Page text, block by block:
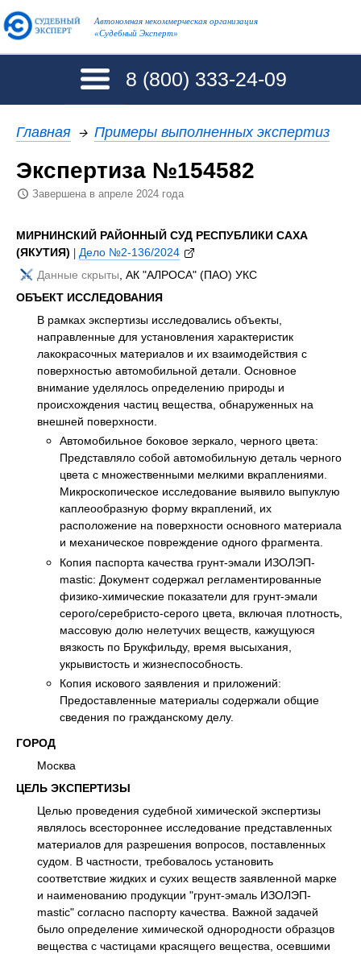
Автономная некоммерческая организация
«Судебный Эксперт»
8 (800) 333-24-09
Главная → Примеры выполненных экспертиз
Экспертиза №154582
Завершена в апреле 2024 года
МИРНИНСКИЙ РАЙОННЫЙ СУД РЕСПУБЛИКИ САХА
(ЯКУТИЯ) | Дело №2-136/2024
Данные скрыты , АК "АЛРОСА" (ПАО) УКС
ОБЪЕКТ ИССЛЕДОВАНИЯ
В рамках экспертизы исследовались объекты,
направленные для установления характеристик
лакокрасочных материалов и их взаимодействия с
поверхностью автомобильной детали. Основное
внимание уделялось определению природы и
происхождения частиц вещества, обнаруженных на
внешней поверхности.
Автомобильное боковое зеркало, черного цвета:
Представляло собой автомобильную деталь черного
цвета с множественными мелкими вкраплениями.
Микроскопическое исследование выявило выпуклую
каплеообразную форму вкраплений, их
расположение на поверхности основного материала
и механическое повреждение одного фрагмента.
Копия паспорта качества грунт-эмали ИЗОЛЭП-
mastic: Документ содержал регламентированные
физико-химические показатели для грунт-эмали
серого/серебристо-серого цвета, включая плотность,
массовую долю нелетучих веществ, кажущуюся
вязкость по Брукфильду, время высыхания,
укрывистость и жизнеспособность.
Копия искового заявления и приложений:
Предоставленные материалы содержали общие
сведения по гражданскому делу.
ГОРОД
Москва
ЦЕЛЬ ЭКСПЕРТИЗЫ
Целью проведения судебной химической экспертизы
являлось всестороннее исследование представленных
материалов для разрешения вопросов, поставленных
судом. В частности, требовалось установить
соответствие жидких и сухих веществ заявленной марке
и наименованию продукции "грунт-эмаль ИЗОЛЭП-
mastic" согласно паспорту качества. Важной задачей
было определение химической однородности образцов
вещества с частицами красящего вещества, осевшими